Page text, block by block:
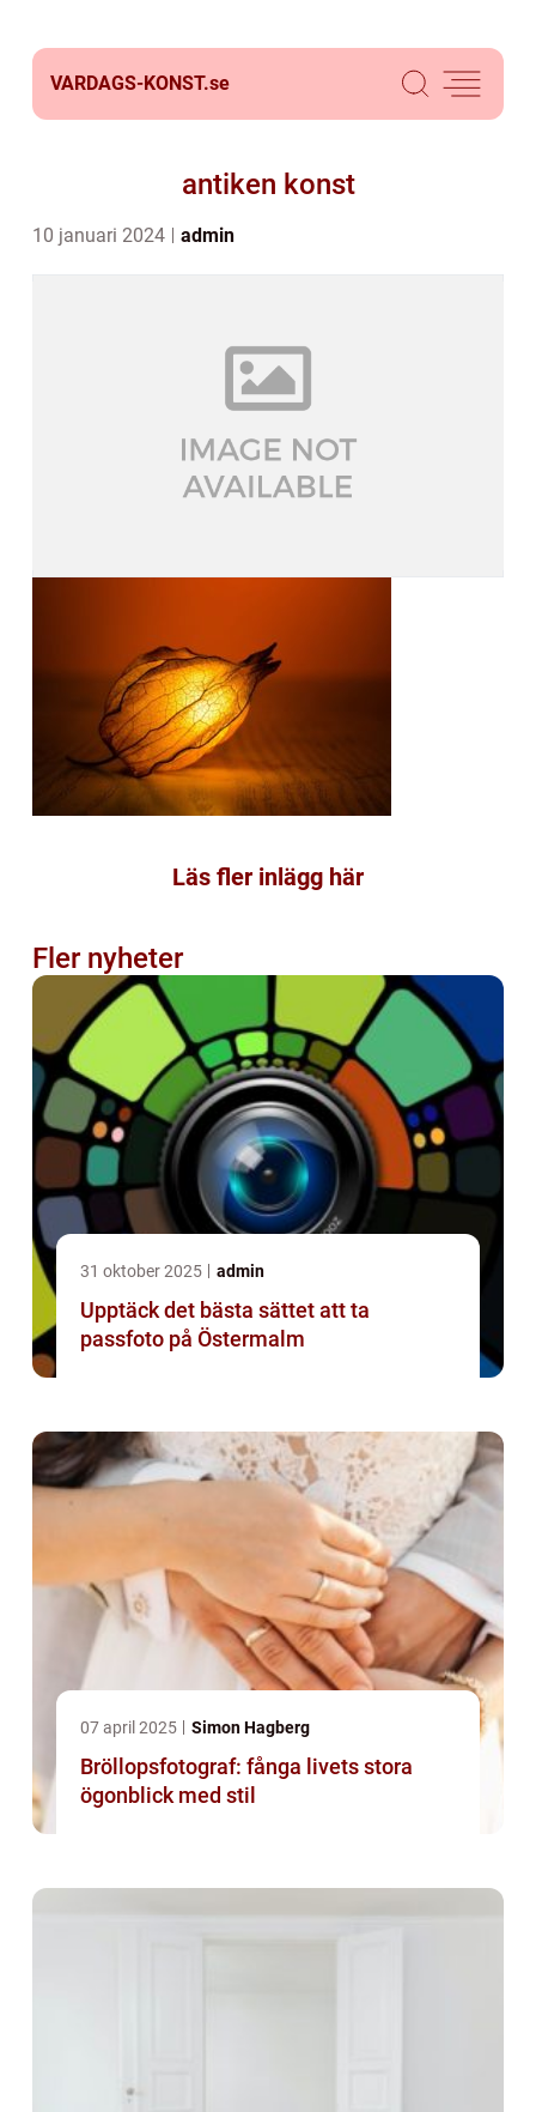
VARDAGS-KONST.se
antiken konst
10 januari 2024 admin
Läs fler inlägg här
Fler nyheter
31 oktober 2025 admin
Upptäck det bästa sättet att ta
passfoto på Östermalm
07 april 2025 Simon Hagberg
Bröllopsfotograf: fånga livets stora
ögonblick med stil